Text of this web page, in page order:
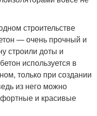
строительстве
— очень прочный и
строили доты и
используется в
только при создании
из него можно
и красивые